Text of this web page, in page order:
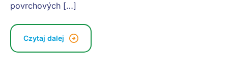
povrchových […]
Czytaj dalej